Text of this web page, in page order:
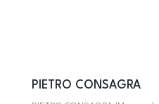
PIETRO CONSAGRA